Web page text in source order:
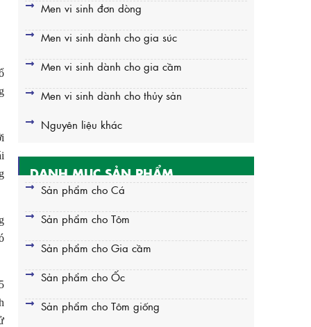
Men vi sinh đơn dòng
Men vi sinh dành cho gia súc
Men vi sinh dành cho gia cầm
Men vi sinh dành cho thủy sản
Nguyên liệu khác
DANH MỤC SẢN PHẨM
Sản phẩm cho Cá
Sản phẩm cho Tôm
Sản phẩm cho Gia cầm
Sản phẩm cho Ốc
Sản phẩm cho Tôm giống